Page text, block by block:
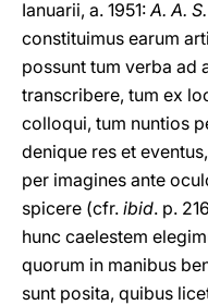
Ianuarii, a. 1951:A. A. S.
constituimus earum
possunt tum verba ad
transcribere, tum ex
colloqui, tum nuntios
denique res et
per imagines ante
spicere (cfr. ibid. p.
hunc caelestem
quorum in manibus
sunt posita, quibus